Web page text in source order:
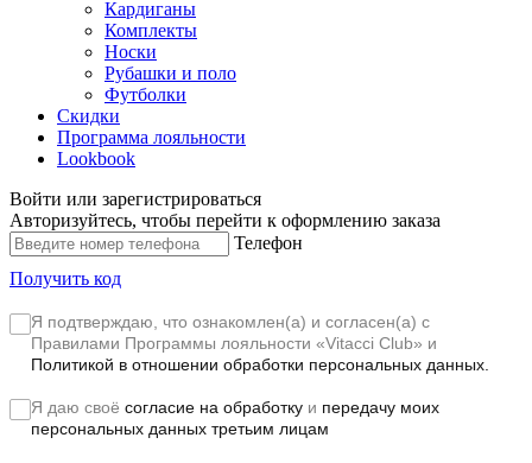
Кардиганы
Комплекты
Носки
Рубашки и поло
Футболки
Скидки
Программа лояльности
Lookbook
Войти или зарегистрироваться
Авторизуйтесь, чтобы перейти к оформлению заказа
Телефон
Получить код
Я подтверждаю, что ознакомлен(а) и согласен(а) с
Правилами Программы лояльности «Vitacci Club» и
Политикой в отношении обработки персональных данных.
Я даю своё согласие на обработку и передачу моих
персональных данных третьим лицам